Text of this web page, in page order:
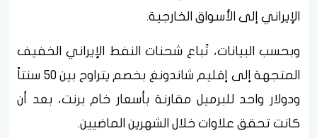
الإيراني إلى الأسواق الخارجية.
وبحسب البيانات، تُباع شحنات النفط الإيراني الخفيف
المتجهة إلى إقليم شاندونغ بخصم يتراوح بين 50 سنتاً
ودولار واحد للبرميل مقارنة بأسعار خام برنت، بعد أن
كانت تحقق علاوات خلال الشهرين الماضيين.